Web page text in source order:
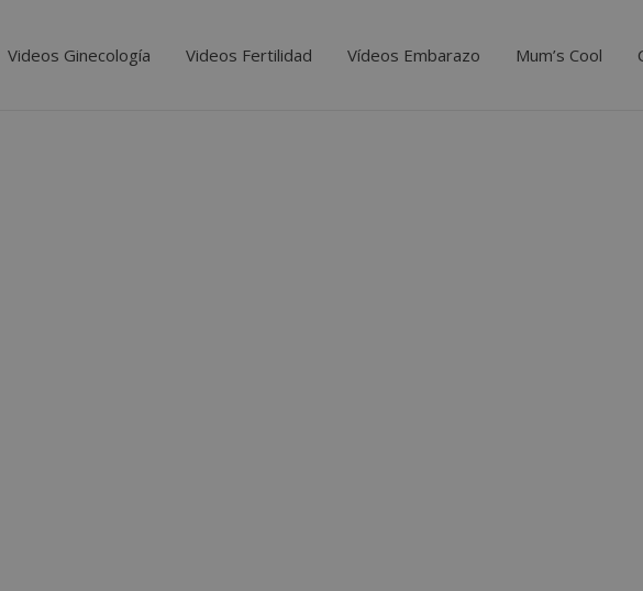
Videos Ginecología Videos Fertilidad Vídeos Embarazo Mum’s Cool